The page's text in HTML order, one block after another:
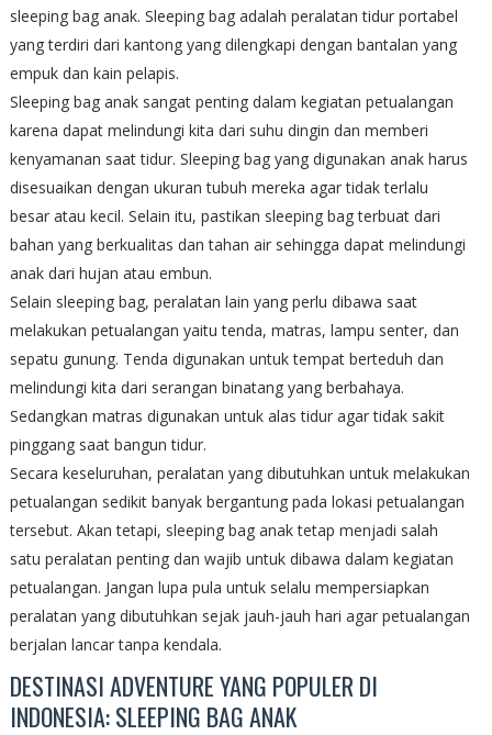
sleeping bag anak. Sleeping bag adalah peralatan tidur portabel
yang terdiri dari kantong yang dilengkapi dengan bantalan yang
empuk dan kain pelapis.
Sleeping bag anak sangat penting dalam kegiatan petualangan
karena dapat melindungi kita dari suhu dingin dan memberi
kenyamanan saat tidur. Sleeping bag yang digunakan anak harus
disesuaikan dengan ukuran tubuh mereka agar tidak terlalu
besar atau kecil. Selain itu, pastikan sleeping bag terbuat dari
bahan yang berkualitas dan tahan air sehingga dapat melindungi
anak dari hujan atau embun.
Selain sleeping bag, peralatan lain yang perlu dibawa saat
melakukan petualangan yaitu tenda, matras, lampu senter, dan
sepatu gunung. Tenda digunakan untuk tempat berteduh dan
melindungi kita dari serangan binatang yang berbahaya.
Sedangkan matras digunakan untuk alas tidur agar tidak sakit
pinggang saat bangun tidur.
Secara keseluruhan, peralatan yang dibutuhkan untuk melakukan
petualangan sedikit banyak bergantung pada lokasi petualangan
tersebut. Akan tetapi, sleeping bag anak tetap menjadi salah
satu peralatan penting dan wajib untuk dibawa dalam kegiatan
petualangan. Jangan lupa pula untuk selalu mempersiapkan
peralatan yang dibutuhkan sejak jauh-jauh hari agar petualangan
berjalan lancar tanpa kendala.
DESTINASI ADVENTURE YANG POPULER DI
INDONESIA: SLEEPING BAG ANAK